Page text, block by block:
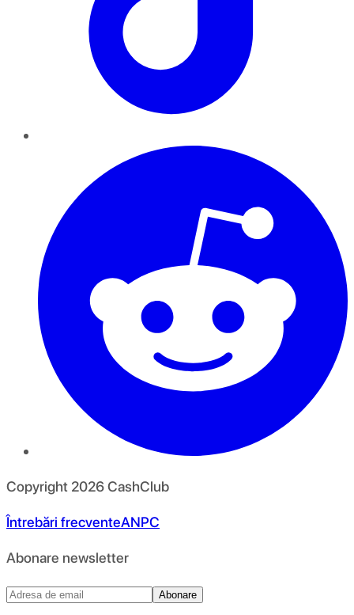
Copyright 2026CashClub
Întrebări frecventeANPC
Abonare newsletter
Abonare